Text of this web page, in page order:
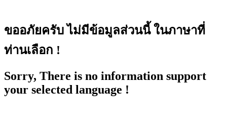
ขออภัยครับ ไม่มีข้อมูลส่วนนี้ ในภาษาที่
ท่านเลือก !
Sorry, There is no information support
your selected language !